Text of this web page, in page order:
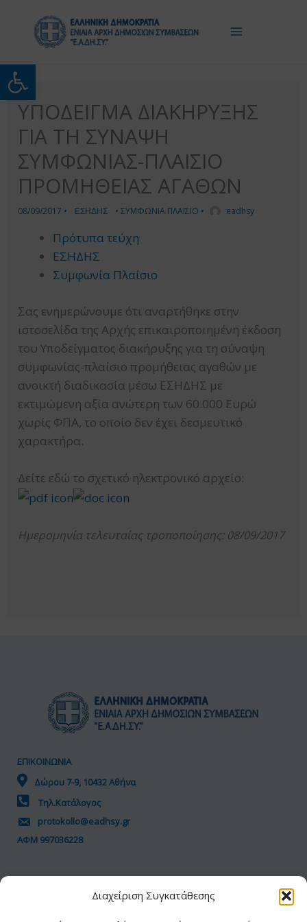
Ανοίξτε τη γραμμή
Διαχείριση Συγκατάθεσης
περιεχόμενο
ΥΠΟΔΕΙΓΜΑ ΔΙΑΚΗΡΥΞΗΣ
ΓΙΑ ΤΗ ΣΥΝΑΨΗ
ΣΥΜΦΩΝΙΑΣ-ΠΛΑΙΣΙΟ
ΠΡΟΜΗΘΕΙΑΣ ΑΓΑΘΩΝ
08/09/2017 • ΕΣΗΔΗΣ •ΣΥΜΦΩΝΙΑ ΠΛΑΙΣΙΟ • eadhsy
Πρότυπα τεύχη
ΕΣΗΔΗΣ
Συμφωνία Πλαίσιο
Σας ενημερώνουμε ότι αναρτήθηκε στην
ιστοσελίδα της Αρχής επικαιροποιημένη έκδοση
του Υποδείγματος διακήρυξης για τη σύναψη
συμφωνίας-πλαίσιο προμήθειας αγαθών με
ανοικτή διαδικασία μέσω ΕΣΗΔΗΣ με
εκτιμώμενη αξία ανώτερη των 60.000 Ευρώ
χωρίς ΦΠΑ, το οποίο δεν έχει δεσμευτικό
χαρακτήρα.
Δείτε εδώ το σχετικό ηλεκτρονικό αρχείο:
Ημερομηνία τελευταίας τροποποίησης: 08/09/2017
ΕΠΙΚΟΙΝΩΝΙΑ
Δώρου 7-9, 10432 Αθήνα
Τηλ.Κατάλογος
protokollo@eadhsy.gr
ΑΦΜ 997036228